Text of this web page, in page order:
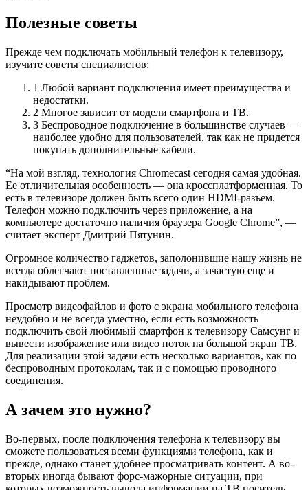
Полезные советы
Прежде чем подключать мобильный телефон к телевизору,
изучите советы специалистов:
1 Любой вариант подключения имеет преимущества и
недостатки.
2 Многое зависит от модели смартфона и ТВ.
3 Беспроводное подключение в большинстве случаев —
наиболее удобно для пользователей, так как не придется
покупать дополнительные кабели.
“На мой взгляд, технология Chromecast сегодня самая удобная.
Ее отличительная особенность — она кроссплатформенная. То
есть в телевизоре должен быть всего один HDMI-разъем.
Телефон можно подключить через приложение, а на
компьютере достаточно наличия браузера Google Chrome”, —
считает эксперт Дмитрий Пятунин.
Огромное количество гаджетов, заполонившие нашу жизнь не
всегда облегчают поставленные задачи, а зачастую еще и
накидывают проблем.
Просмотр видеофайлов и фото с экрана мобильного телефона
неудобно и не всегда уместно, если есть возможность
подключить свой любимый смартфон к телевизору Самсунг и
вывести изображение или видео поток на большой экран ТВ.
Для реализации этой задачи есть несколько вариантов, как по
беспроводным протоколам, так и с помощью проводного
соединения.
А зачем это нужно?
Во-первых, после подключения телефона к телевизору вы
сможете пользоваться всеми функциями телефона, как и
прежде, однако станет удобнее просматривать контент. А во-
вторых иногда бывают форс-мажорные ситуации, при